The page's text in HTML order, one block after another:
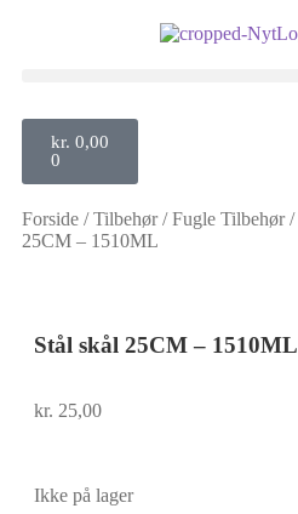
kr. 0,00
0
Forside /Tilbehør/Fugle Tilbehør/
25CM – 1510ML
Stål skål 25CM – 1510ML
kr. 25,00
Ikke på lager